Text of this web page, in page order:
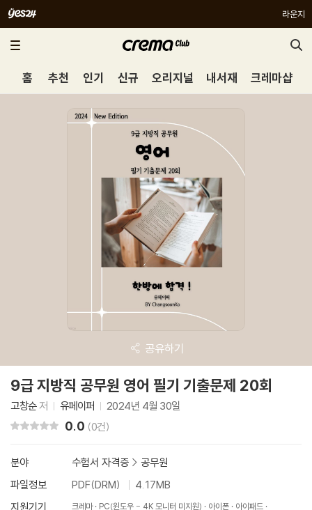
라운지
홈 추천 인기 신규 오리지널 내서재 크레마샵
공유하기
9급 지방직 공무원 영어 필기 기출문제 20회
고창순저 유페이퍼 2024년 4월 30일
0.0 (0건)
분야 수험서 자격증 > 공무원
파일정보
PDF(DRM)
4.17MB
지원기기
크레마 PC(윈도우 - 4K 모니터 미지원) 아이폰
아이패드